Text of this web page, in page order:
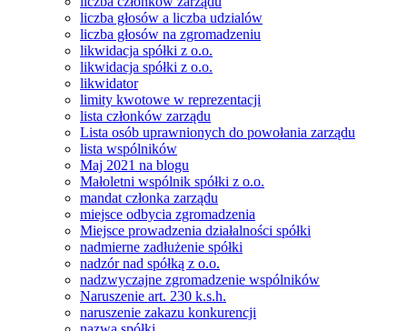
liczba głosów a liczba udzialów
liczba głosów na zgromadzeniu
likwidacja spółki z o.o.
likwidacja spółki z o.o.
likwidator
limity kwotowe w reprezentacji
lista członków zarządu
Lista osób uprawnionych do powołania zarządu
lista wspólników
Maj 2021 na blogu
Małoletni wspólnik spółki z o.o.
mandat członka zarządu
miejsce odbycia zgromadzenia
Miejsce prowadzenia działalności spółki
nadmierne zadłużenie spółki
nadzór nad spółką z o.o.
nadzwyczajne zgromadzenie wspólników
Naruszenie art. 230 k.s.h.
naruszenie zakazu konkurencji